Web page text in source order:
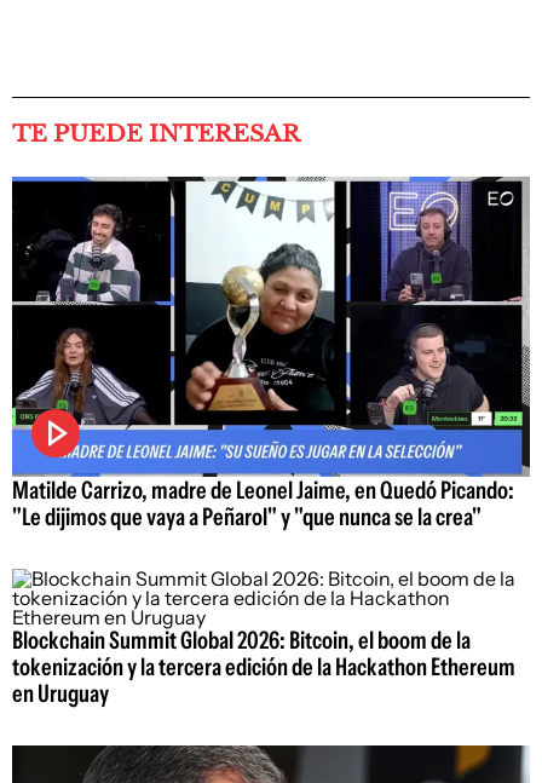
TE PUEDE INTERESAR
Matilde Carrizo, madre de Leonel Jaime, en Quedó Picando:
"Le dijimos que vaya a Peñarol" y "que nunca se la crea"
Blockchain Summit Global 2026: Bitcoin, el boom de la
tokenización y la tercera edición de la Hackathon Ethereum
en Uruguay